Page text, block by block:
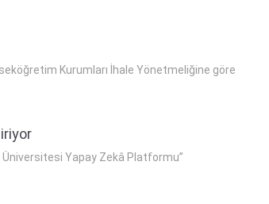
Kurumları İhale Yönetmeliğine göre
Yapay Zekâ Platformu”